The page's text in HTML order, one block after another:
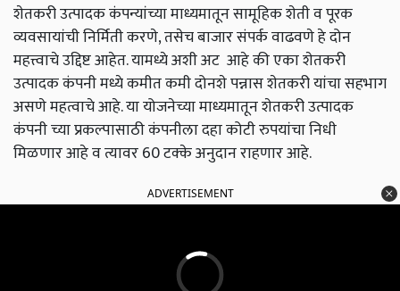
शेतकरी उत्पादक कंपन्यांच्या माध्यमातून सामूहिक शेती व पूरक
व्यवसायांची निर्मिती करणे, तसेच बाजार संपर्क वाढवणे हे दोन
महत्त्वाचे उद्दिष्ट आहेत. यामध्ये अशी अट आहे की एका शेतकरी
उत्पादक कंपनी मध्ये कमीत कमी दोनशे पन्नास शेतकरी यांचा सहभाग
असणे महत्वाचे आहे. या योजनेच्या माध्यमातून शेतकरी उत्पादक
कंपनी च्या प्रकल्पासाठी कंपनीला दहा कोटी रुपयांचा निधी
मिळणार आहे व त्यावर 60 टक्के अनुदान राहणार आहे.
ADVERTISEMENT